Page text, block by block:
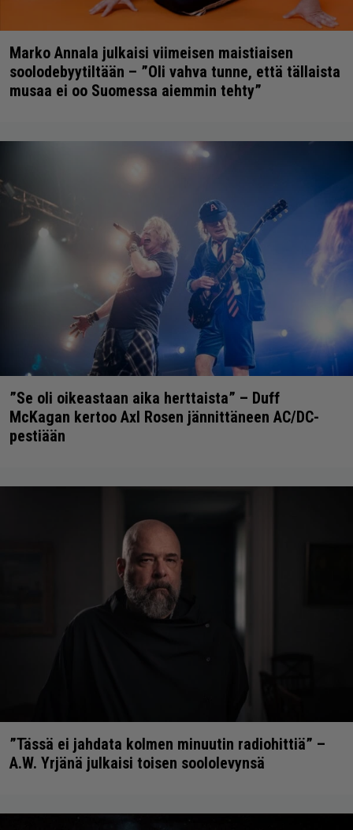
Marko Annala julkaisi viimeisen maistiaisen
soolodebyytiltään – ”Oli vahva tunne, että tällaista
musaa ei oo Suomessa aiemmin tehty”
”Se oli oikeastaan aika herttaista” – Duff
McKagan kertoo Axl Rosen jännittäneen AC/DC-
pestiään
”Tässä ei jahdata kolmen minuutin radiohittiä” –
A.W. Yrjänä julkaisi toisen soololevynsä